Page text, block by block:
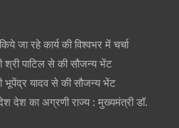
जा रहे कार्य की विश्वभर में चर्चा
श्री पाटिल से की सौजन्य भेंट
भूपेंद्र यादव से की सौजन्य भेंट
देश का अग्रणी राज्य : मुख्यमंत्री डॉ.